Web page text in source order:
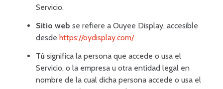
Servicio.
Sitio web se refiere a Ouyee Display, accesible
desde https://oydisplay.com/
Tú significa la persona que accede o usa el
Servicio, o la empresa u otra entidad legal en
nombre de la cual dicha persona accede o usa el